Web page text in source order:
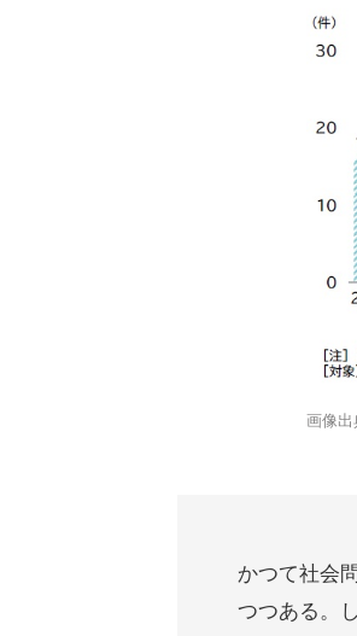
画像出
かつて社会
つつある。